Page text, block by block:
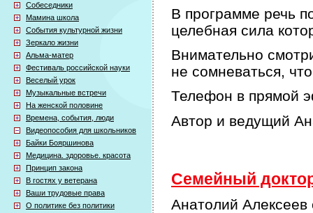
Собеседники
Мамина школа
События культурной жизни
Зеркало жизни
Альма-матер
Фестиваль российской науки
Веселый урок
Музыкальные встречи
На женской половине
Времена, события, люди
Видеопособия для школьников
Байки Бояршинова
Медицина. здоровье. красота
Принцип закона
В гостях у ветерана
Ваши трудовые права
О политике без политики
В программе речь
целебная сила
Внимательно
не сомневаться,
Телефон в прямой
Автор и ведущий
Семейный
Анатолий Алексеев